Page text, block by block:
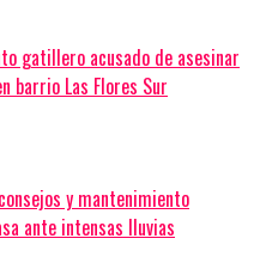
gatillero acusado de asesinar
barrio Las Flores Sur
y mantenimiento
ante intensas lluvias